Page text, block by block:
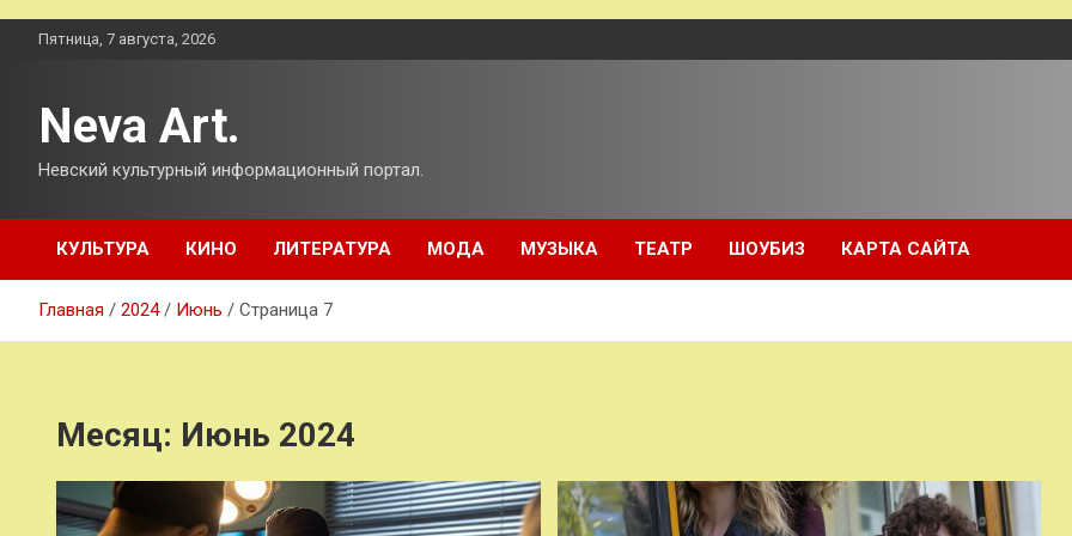
ПерейтиПятница, 7 августа, 2026
Neva Art.
Невский культурный информационный портал.
КУЛЬТУРА КИНО ЛИТЕРАТУРА МОДА МУЗЫКА ТЕАТР ШОУБИЗ КАРТА САЙТА
Главная 2024 Июнь Страница 7
Месяц: Июнь 2024